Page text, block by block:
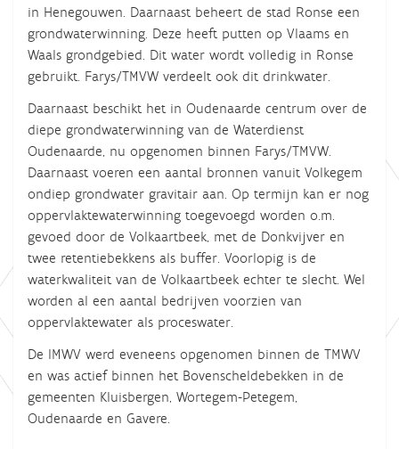
in Henegouwen. Daarnaast beheert de stad Ronse een
grondwaterwinning. Deze heeft putten op Vlaams en
Waals grondgebied. Dit water wordt volledig in Ronse
gebruikt. Farys/TMVW verdeelt ook dit drinkwater.
Daarnaast beschikt het in Oudenaarde centrum over de
diepe grondwaterwinning van de Waterdienst
Oudenaarde, nu opgenomen binnen Farys/TMVW.
Daarnaast voeren een aantal bronnen vanuit Volkegem
ondiep grondwater gravitair aan. Op termijn kan er nog
oppervlaktewaterwinning toegevoegd worden o.m.
gevoed door de Volkaartbeek, met de Donkvijver en
twee retentiebekkens als buffer. Voorlopig is de
waterkwaliteit van de Volkaartbeek echter te slecht. Wel
worden al een aantal bedrijven voorzien van
oppervlaktewater als proceswater.
De IMWV werd eveneens opgenomen binnen de TMWV
en was actief binnen het Bovenscheldebekken in de
gemeenten Kluisbergen, Wortegem-Petegem,
Oudenaarde en Gavere.